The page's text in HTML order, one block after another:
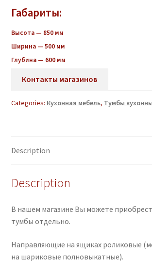
Габариты:
Высота — 850 мм
Ширина — 500 мм
Глубина — 600 мм
Контакты магазинов
Categories: Кухонная мебель, Тумбы
Description
Description
В нашем магазине Вы можете
тумбы отдельно.
Направляющие на ящиках роликовые
на шариковые полновыкатные).